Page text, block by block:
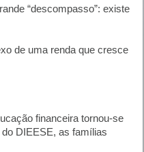
“descompasso”: existe
de uma renda que cresce
financeira tornou-se
DIEESE, as famílias